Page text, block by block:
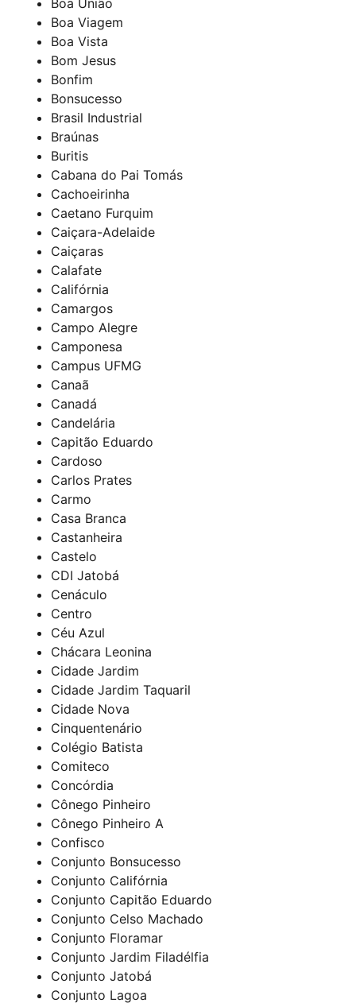
Boa Viagem
Boa Vista
Bom Jesus
Bonfim
Bonsucesso
Brasil Industrial
Braúnas
Buritis
Cabana do Pai Tomás
Cachoeirinha
Caetano Furquim
Caiçara-Adelaide
Caiçaras
Calafate
Califórnia
Camargos
Campo Alegre
Camponesa
Campus UFMG
Canaã
Canadá
Candelária
Capitão Eduardo
Cardoso
Carlos Prates
Carmo
Casa Branca
Castanheira
Castelo
CDI Jatobá
Cenáculo
Centro
Céu Azul
Chácara Leonina
Cidade Jardim
Cidade Jardim Taquaril
Cidade Nova
Cinquentenário
Colégio Batista
Comiteco
Concórdia
Cônego Pinheiro
Cônego Pinheiro A
Confisco
Conjunto Bonsucesso
Conjunto Califórnia
Conjunto Capitão Eduardo
Conjunto Celso Machado
Conjunto Floramar
Conjunto Jardim Filadélfia
Conjunto Jatobá
Conjunto Lagoa